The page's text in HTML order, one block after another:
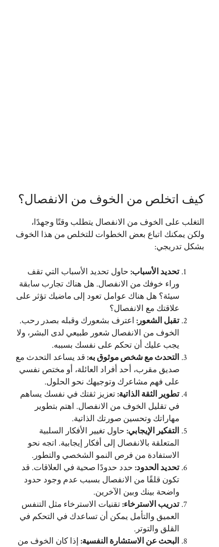
كيف اتخلص من الخوف من الانفصال؟
التغلب على الخوف من الانفصال يتطلب وقتًا وجهدًا،
ولكن يمكنك اتباع بعض الخطوات للتخلص من هذا الخوف
بشكل تدريجي:
تحديد الأسباب: حاول تحديد الأسباب التي تقف
وراء خوفك من الانفصال. هل هناك تجارب سابقة
سيئة؟ هل هناك عوامل تعود إلى ماضيك تؤثر على
علاقتك مع الانفصال؟
تقبل الشعور: اعترف بشعورك وقبله بصدر رحب.
الخوف من الانفصال شعور طبيعي لدى البشر، ولا
يجب عليك أن تحكم على نفسك بسببه.
التحدث مع شخص موثوق به: قد يساعد التحدث مع
صديق مقرب، أحد أفراد العائلة، أو مختص نفسي
على فهم مشاعرك وتوجيهك نحو الحلول.
تطوير الثقة الذاتية:تعزيز ثقتك في نفسك يساهم
في تقليل الخوف من الانفصال. اهتم بتطوير
مهاراتك وتحسين صورتك الذاتية.
التفكير الإيجابي: حاول تغيير الأفكار السلبية
المتعلقة بالانفصال إلى أفكار إيجابية. اتجه نحو
الاستفادة من فرص النمو الشخصي والتطور.
تحديد الحدود: حدد حدودًا صحية في العلاقات. قد
تكون قلقًا من الانفصال بسبب عدم وجود حدود
واضحة بينك وبين الآخرين.
تدريب الاسترخاء:تقنيات الاسترخاء مثل التنفس
العميق والتأمل يمكن أن تساعدك في التحكم في
القلق والتوتر.
البحث عن الاستشارة النفسية: إذا كان الخوف من